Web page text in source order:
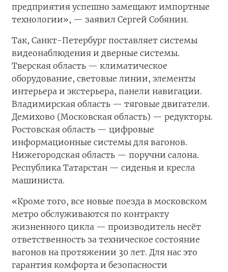
предприятия успешно замещают импортные
технологии», — заявил Сергей Собянин.
Так, Санкт-Петербург поставляет системы
видеонаблюдения и дверные системы.
Тверская область — климатическое
оборудование, световые линии, элементы
интерьера и экстерьера, панели навигации.
Владимирская область — тяговые двигатели.
Демихово (Московская область) — редукторы.
Ростовская область — цифровые
информационные системы для вагонов.
Нижегородская область — поручни салона.
Республика Татарстан — сиденья и кресла
машиниста.
«Кроме того, все новые поезда в московском
метро обслуживаются по контракту
жизненного цикла — производитель несёт
ответственность за техническое состояние
вагонов на протяжении 30 лет. Для нас это
гарантия комфорта и безопасности